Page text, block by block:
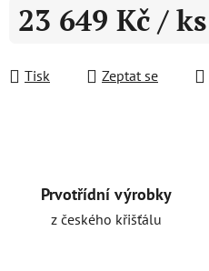
23 649 Kč / ks
Tisk
Zeptat se
Prvotřídní výrobky
z českého křišťálu